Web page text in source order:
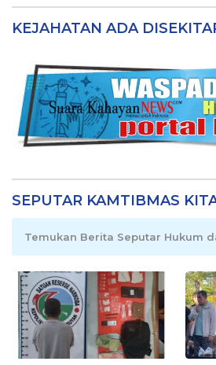
KEJAHATAN ADA
SEPUTAR KAMTIBMAS
Temukan Berita Seputar Hukum